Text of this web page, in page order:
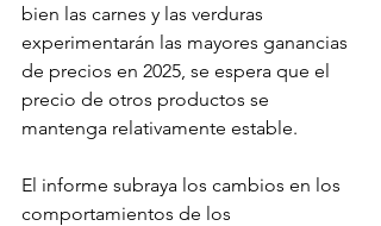
bien las carnes y las verduras
experimentarán las mayores ganancias
de precios en 2025, se espera que el
precio de otros productos se
mantenga relativamente estable.
El informe subraya los cambios en los
comportamientos de los